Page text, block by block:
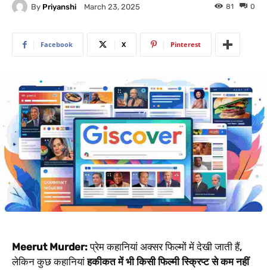
By Priyanshi March 23, 2025 0
81
Facebook X Pinterest
Meerut Murder:प्रेम कहानियां अक्सर फिल्मों में देखी जाती हैं,
लेकिन कुछ कहानियांहकीकत में भी किसी फिल्मी स्क्रिप्ट से कम नहीं